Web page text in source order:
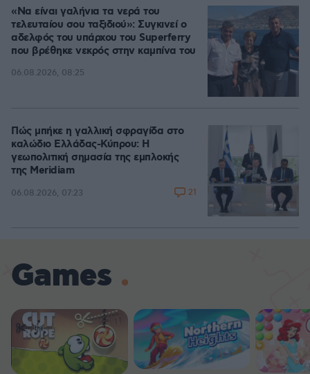
«Να είναι γαλήνια τα νερά του
τελευταίου σου ταξιδιού»: Συγκινεί ο
αδελφός του υπάρχου του Superferry
που βρέθηκε νεκρός στην καμπίνα του
06.08.2026, 08:25
Πώς μπήκε η γαλλική σφραγίδα στο
καλώδιο Ελλάδας-Κύπρου: Η
γεωπολιτική σημασία της εμπλοκής
της Meridiam
06.08.2026, 07:23 21
Games